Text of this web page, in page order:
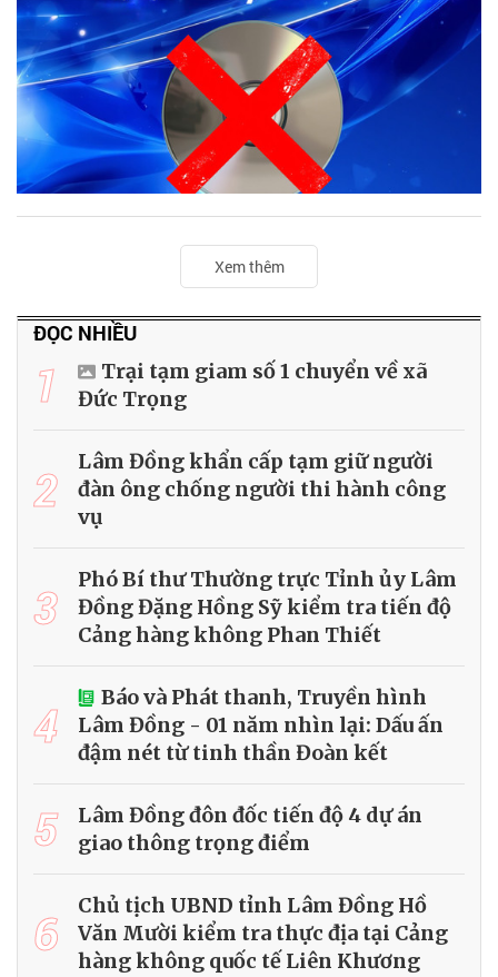
Xem thêm
ĐỌC NHIỀU
1
Trại tạm giam số 1 chuyển về xã
Đức Trọng
2
Lâm Đồng khẩn cấp tạm giữ người
đàn ông chống người thi hành công
vụ
3
Phó Bí thư Thường trực Tỉnh ủy Lâm
Đồng Đặng Hồng Sỹ kiểm tra tiến độ
Cảng hàng không Phan Thiết
4
Báo và Phát thanh, Truyền hình
Lâm Đồng - 01 năm nhìn lại: Dấu ấn
đậm nét từ tinh thần Đoàn kết
5
Lâm Đồng đôn đốc tiến độ 4 dự án
giao thông trọng điểm
6
Chủ tịch UBND tỉnh Lâm Đồng Hồ
Văn Mười kiểm tra thực địa tại Cảng
hàng không quốc tế Liên Khương